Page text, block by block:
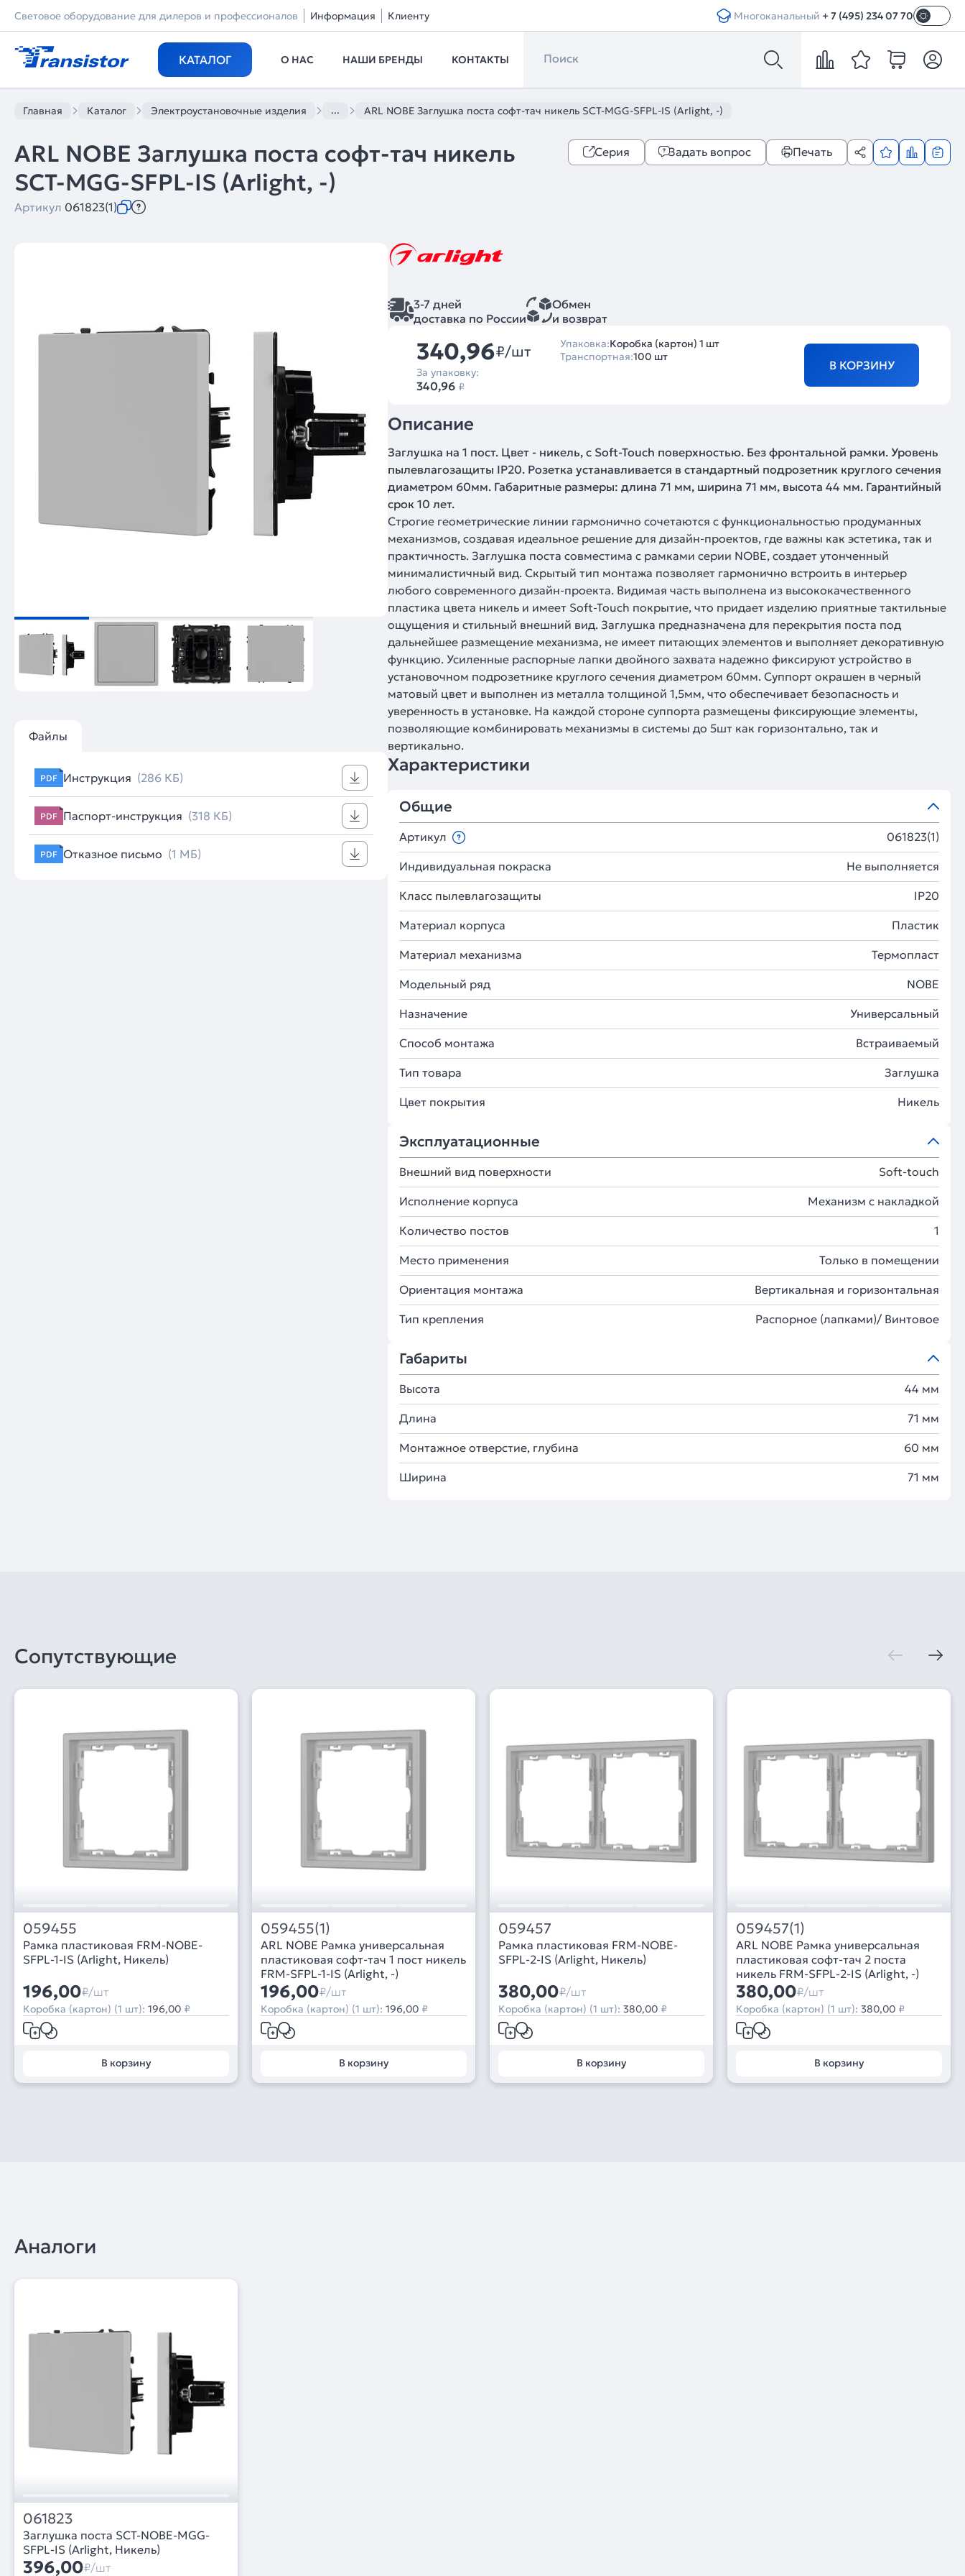
Световое оборудование для дилеров и профессионалов Информация Клиенту Многоканальный + 7 (495) 234 07 70
КАТАЛОГ О НАС НАШИ БРЕНДЫ КОНТАКТЫ
Главная Каталог Электроустановочные изделия ... ARL NOBE Заглушка поста софт-тач никель SCT-MGG-SFPL-IS (Arlight, -)
ARL NOBE Заглушка поста софт-тач никель
SCT-MGG-SFPL-IS (Arlight, -)
Артикул 061823(1)
Серия Задать вопрос Печать
Файлы
PDF Инструкция (286 КБ)
PDF Паспорт-инструкция (318 КБ)
PDF Отказное письмо (1 МБ)
3-7 дней
доставка по России
Обмен
и возврат
340,96₽/шт
За упаковку:
340,96 ₽
Упаковка:Коробка (картон) 1 шт
Транспортная:100 шт
В КОРЗИНУ
Описание
Заглушка на 1 пост. Цвет - никель, с Soft-Touch поверхностью. Без фронтальной рамки. Уровень
пылевлагозащиты IP20. Розетка устанавливается в стандартный подрозетник круглого сечения
диаметром 60мм. Габаритные размеры: длина 71 мм, ширина 71 мм, высота 44 мм. Гарантийный
срок 10 лет.
Строгие геометрические линии гармонично сочетаются с функциональностью продуманных
механизмов, создавая идеальное решение для дизайн-проектов, где важны как эстетика, так и
практичность. Заглушка поста совместима с рамками серии NOBE, создает утонченный
минималистичный вид. Скрытый тип монтажа позволяет гармонично встроить в интерьер
любого современного дизайн-проекта. Видимая часть выполнена из высококачественного
пластика цвета никель и имеет Soft-Touch покрытие, что придает изделию приятные тактильные
ощущения и стильный внешний вид. Заглушка предназначена для перекрытия поста под
дальнейшее размещение механизма, не имеет питающих элементов и выполняет декоративную
функцию. Усиленные распорные лапки двойного захвата надежно фиксируют устройство в
установочном подрозетнике круглого сечения диаметром 60мм. Суппорт окрашен в черный
матовый цвет и выполнен из металла толщиной 1,5мм, что обеспечивает безопасность и
уверенность в установке. На каждой стороне суппорта размещены фиксирующие элементы,
позволяющие комбинировать механизмы в системы до 5шт как горизонтально, так и
вертикально.
Характеристики
Общие
Артикул 061823(1)
Индивидуальная покраска Не выполняется
Класс пылевлагозащиты IP20
Материал корпуса Пластик
Материал механизма Термопласт
Модельный ряд NOBE
Назначение Универсальный
Способ монтажа Встраиваемый
Тип товара Заглушка
Цвет покрытия Никель
Эксплуатационные
Внешний вид поверхности Soft-touch
Исполнение корпуса Механизм с накладкой
Количество постов 1
Место применения Только в помещении
Ориентация монтажа Вертикальная и горизонтальная
Тип крепления Распорное (лапками)/ Винтовое
Габариты
Высота 44 мм
Длина 71 мм
Монтажное отверстие, глубина 60 мм
Ширина 71 мм
Сопутствующие
059455
Рамка пластиковая FRM-NOBE-
SFPL-1-IS (Arlight, Никель)
196,00₽/шт
Коробка (картон) (1 шт): 196,00 ₽
В корзину
059455(1)
ARL NOBE Рамка универсальная
пластиковая софт-тач 1 пост никель
FRM-SFPL-1-IS (Arlight, -)
196,00₽/шт
Коробка (картон) (1 шт): 196,00 ₽
В корзину
059457
Рамка пластиковая FRM-NOBE-
SFPL-2-IS (Arlight, Никель)
380,00₽/шт
Коробка (картон) (1 шт): 380,00 ₽
В корзину
059457(1)
ARL NOBE Рамка универсальная
пластиковая софт-тач 2 поста
никель FRM-SFPL-2-IS (Arlight, -)
380,00₽/шт
Коробка (картон) (1 шт): 380,00 ₽
В корзину
Аналоги
061823
Заглушка поста SCT-NOBE-MGG-
SFPL-IS (Arlight, Никель)
396,00₽/шт